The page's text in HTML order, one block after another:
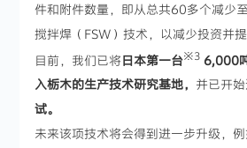
件和附件数量，即从总共60多个减少
搅拌焊（FSW）技术，以减少投资并提
目前，我们已将日本第一台※3 6,000
入栃木的生产技术研究基地，并已开
试。
未来该项技术将会得到进一步升级，